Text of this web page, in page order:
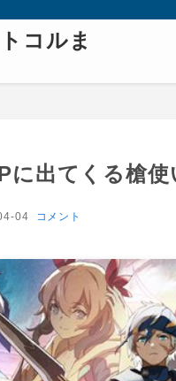
コルま
に出てくる槍
04 コメント